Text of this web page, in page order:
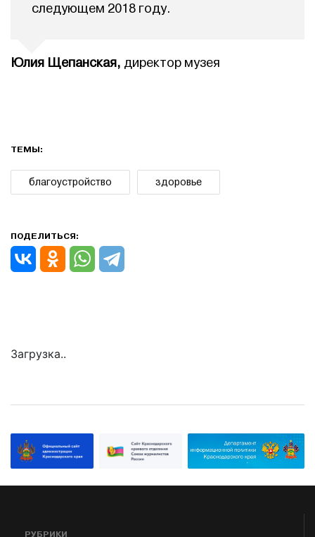
следующем 2018 году.
Юлия Щепанская, директор музея
ТЕМЫ:
благоустройство здоровье
ПОДЕЛИТЬСЯ:
Загрузка..
РУБРИКИ